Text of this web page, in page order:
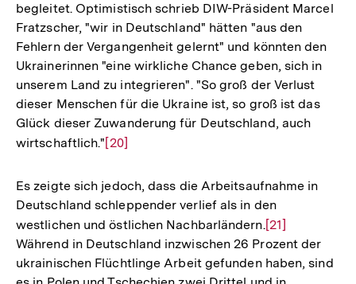
begleitet. Optimistisch schrieb DIW-Präsident Marcel
Fratzscher, "wir in Deutschland" hätten "aus den
Fehlern der Vergangenheit gelernt" und könnten den
Ukrainerinnen "eine wirkliche Chance geben, sich in
unserem Land zu integrieren". "So groß der Verlust
dieser Menschen für die Ukraine ist, so groß ist das
Glück dieser Zuwanderung für Deutschland, auch
wirtschaftlich." Zur
der
Fußnote
[20]
Es zeigte sich jedoch, dass die Arbeitsaufnahme in
Deutschland schleppender verlief als in den
westlichen und östlichen Nachbarländern.Zur
Auflösung
der
[21]
Während in Deutschland inzwischen 26 Prozent der
ukrainischen Flüchtlinge Arbeit gefunden haben, sind